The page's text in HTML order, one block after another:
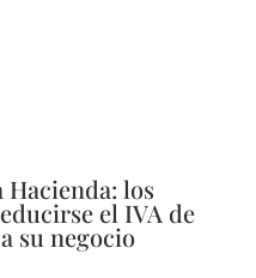
los
el IVA de
su negocio